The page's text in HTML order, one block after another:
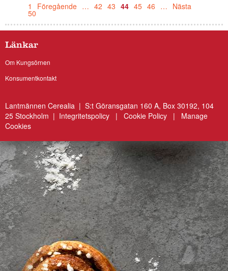
1 Föregående … 42 43 44 45 46 … Nästa
50
Länkar
Om Kungsörnen
Konsumentkontakt
Lantmännen Cerealia | S:t Göransgatan 160 A, Box 30192, 104
25 Stockholm | Integritetspolicy | Cookie Policy | Manage
Cookies